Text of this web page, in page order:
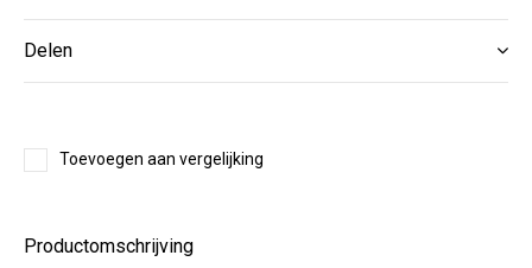
Delen
Toevoegen aan vergelijking
Productomschrijving